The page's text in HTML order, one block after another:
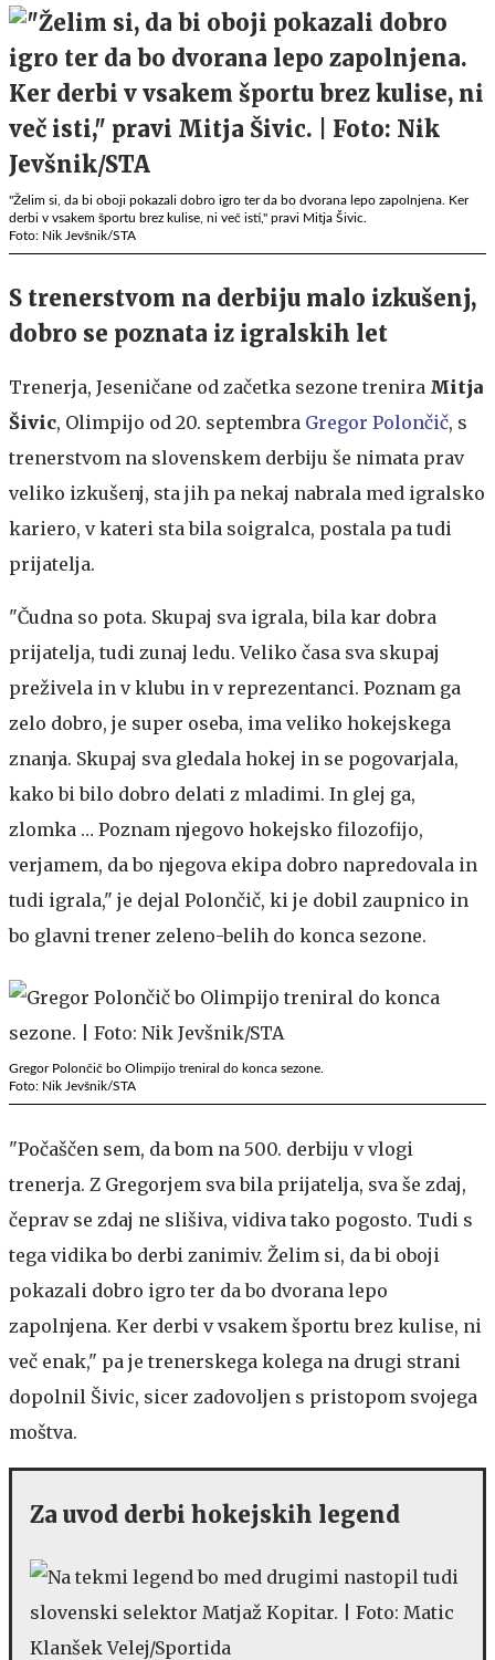
"Želim si, da bi oboji pokazali dobro igro ter da bo dvorana lepo zapolnjena. Ker
derbi v vsakem športu brez kulise, ni več isti," pravi Mitja Šivic.
Foto: Nik Jevšnik/STA
S trenerstvom na derbiju malo izkušenj,
dobro se poznata iz igralskih let
Trenerja, Jeseničane od začetka sezone trenira Mitja
Šivic, Olimpijo od 20. septembra Gregor Polončič, s
trenerstvom na slovenskem derbiju še nimata prav
veliko izkušenj, sta jih pa nekaj nabrala med igralsko
kariero, v kateri sta bila soigralca, postala pa tudi
prijatelja.
"Čudna so pota. Skupaj sva igrala, bila kar dobra
prijatelja, tudi zunaj ledu. Veliko časa sva skupaj
preživela in v klubu in v reprezentanci. Poznam ga
zelo dobro, je super oseba, ima veliko hokejskega
znanja. Skupaj sva gledala hokej in se pogovarjala,
kako bi bilo dobro delati z mladimi. In glej ga,
zlomka … Poznam njegovo hokejsko filozofijo,
verjamem, da bo njegova ekipa dobro napredovala in
tudi igrala," je dejal Polončič, ki je dobil zaupnico in
bo glavni trener zeleno-belih do konca sezone.
Gregor Polončič bo Olimpijo treniral do konca sezone.
Foto: Nik Jevšnik/STA
"Počaščen sem, da bom na 500. derbiju v vlogi
trenerja. Z Gregorjem sva bila prijatelja, sva še zdaj,
čeprav se zdaj ne slišiva, vidiva tako pogosto. Tudi s
tega vidika bo derbi zanimiv. Želim si, da bi oboji
pokazali dobro igro ter da bo dvorana lepo
zapolnjena. Ker derbi v vsakem športu brez kulise, ni
več enak," pa je trenerskega kolega na drugi strani
dopolnil Šivic, sicer zadovoljen s pristopom svojega
moštva.
Za uvod derbi hokejskih legend